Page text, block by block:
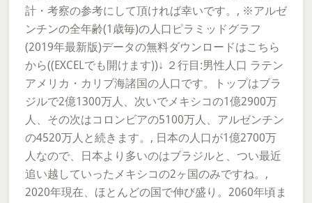
計・考察の参考にして頂ければ幸いです。, ※アルゼ
ンチンの全年齢(1歳毎)の人口ピラミッドグラフ
(2019年最新版)データの無料ダウンロードはこちら
から((EXCELでも開けます))↓ ２行目:男性人口 ラテン
アメリカ・カリブ海諸国の人口です。トップはブラ
ジルで2億1300万人、次いでメキシコの1億2900万
人、その次はコロンビアの5100万人、アルゼンチン
の4520万人と続きます。, 日本の人口が1億2700万
人なので、日本より多いのはブラジルと、つい最近
追い越していったメキシコの2ヶ国のみですね。,
2020年現在、ほとんどの国で伸び盛り。2060年頃ま